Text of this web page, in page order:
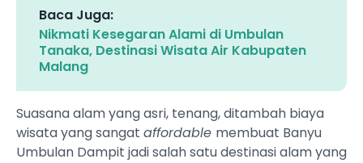
Baca Juga:
Nikmati Kesegaran Alami di Umbulan
Tanaka, Destinasi Wisata Air Kabupaten
Malang
Suasana alam yang asri, tenang, ditambah biaya
wisata yang sangat affordable membuat Banyu
Umbulan Dampit jadi salah satu destinasi alam yang